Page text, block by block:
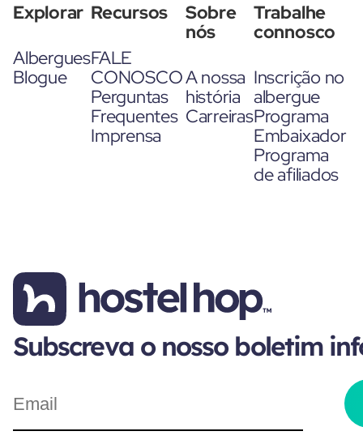
Explorar
Albergues
Blogue
Recursos
FALE
CONOSCO
Perguntas
Frequentes
Imprensa
Sobre
nós
A nossa
história
Carreiras
Trabalhe
connosco
Inscrição no
albergue
Programa
Embaixador
Programa
de afiliados
Subscreva o nosso boletim